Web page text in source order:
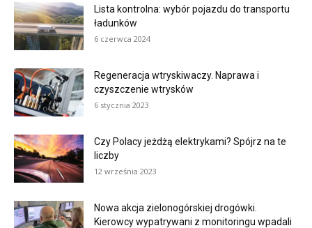
Lista kontrolna: wybór pojazdu do transportu
ładunków
6 czerwca 2024
Regeneracja wtryskiwaczy. Naprawa i
czyszczenie wtrysków
6 stycznia 2023
Czy Polacy jeżdżą elektrykami? Spójrz na te
liczby
12 września 2023
Nowa akcja zielonogórskiej drogówki.
Kierowcy wypatrywani z monitoringu wpadali